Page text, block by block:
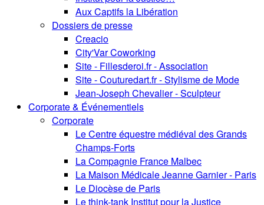
Aux Captifs la Libération
Dossiers de presse
Creacio
City'Var Coworking
Site - Fillesderoi.fr - Association
Site - Couturedart.fr - Stylisme de Mode
Jean-Joseph Chevalier - Sculpteur
Corporate & Événementiels
Corporate
Le Centre équestre médiéval des Grands
Champs-Forts
La Compagnie France Malbec
La Maison Médicale Jeanne Garnier - Paris
Le Diocèse de Paris
Le think-tank Institut pour la Justice